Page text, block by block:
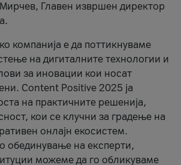
Мирчев, Главен извршен директор
компанија е да поттикнуваме
на дигиталните технологии и
за иновации кои носат
Content Positive 2025 ја
на практичните решенија,
кои се клучни за градење на
онлајн екосистем.
обединување на експерти,
можеме да го обликуваме